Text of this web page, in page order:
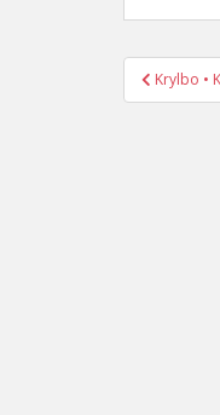
PostKrylbo •